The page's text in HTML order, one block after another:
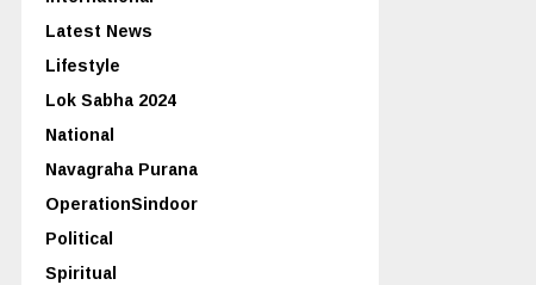
Latest News
Lifestyle
Lok Sabha 2024
National
Navagraha Purana
OperationSindoor
Political
Spiritual